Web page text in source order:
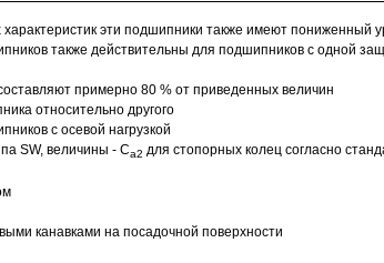
эти подшипники также имеют пониженный
также действительны для подшипников с одной
примерно 80 % от приведенных величин
относительно другого
с осевой нагрузкой
SW, величины - Ca2 для стопорных колец согласно
канавками на посадочной поверхности